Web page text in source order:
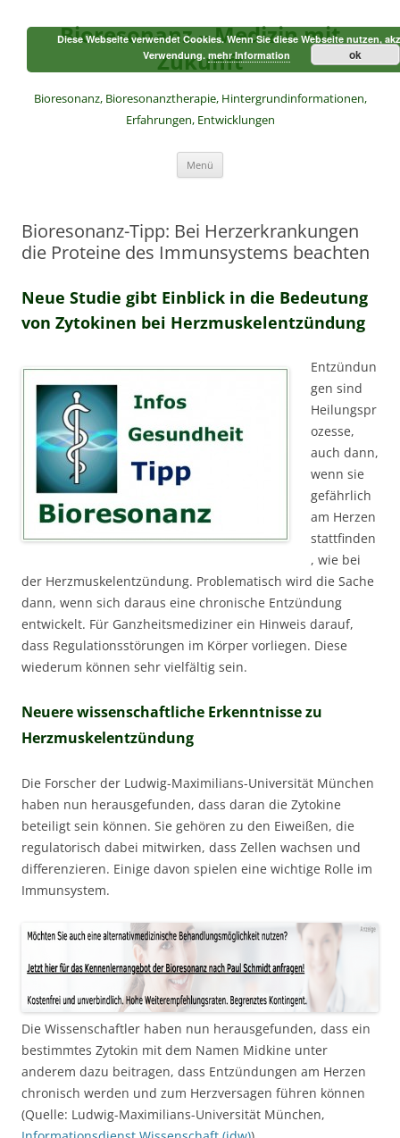
springenBioresonanz – Medizin mit
Zukunft
Bioresonanz, Bioresonanztherapie, Hintergrundinformationen,
Erfahrungen, Entwicklungen
Menü
Bioresonanz-Tipp: Bei Herzerkrankungen
die Proteine des Immunsystems beachten
Neue Studie gibt Einblick in die Bedeutung
von Zytokinen bei Herzmuskelentzündung
Entzündun
gen sind
Heilungspr
ozesse,
auch dann,
wenn sie
gefährlich
am Herzen
stattfinden
, wie bei
der Herzmuskelentzündung. Problematisch wird die Sache
dann, wenn sich daraus eine chronische Entzündung
entwickelt. Für Ganzheitsmediziner ein Hinweis darauf,
dass Regulationsstörungen im Körper vorliegen. Diese
wiederum können sehr vielfältig sein.
Neuere wissenschaftliche Erkenntnisse zu
Herzmuskelentzündung
Die Forscher der Ludwig-Maximilians-Universität München
haben nun herausgefunden, dass daran die Zytokine
beteiligt sein können. Sie gehören zu den Eiweißen, die
regulatorisch dabei mitwirken, dass Zellen wachsen und
differenzieren. Einige davon spielen eine wichtige Rolle im
Immunsystem.
Die Wissenschaftler haben nun herausgefunden, dass ein
bestimmtes Zytokin mit dem Namen Midkine unter
anderem dazu beitragen, dass Entzündungen am Herzen
chronisch werden und zum Herzversagen führen können
(Quelle: Ludwig-Maximilians-Universität München,
Diese Webseite verwendet Cookies. Wenn Sie diese Webseite nutzen,
Verwendung.mehr Information ok